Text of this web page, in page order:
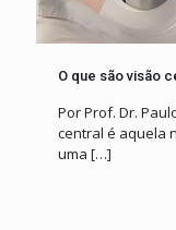
O que são visão
Por Prof. Dr.
central é aquela
uma […]